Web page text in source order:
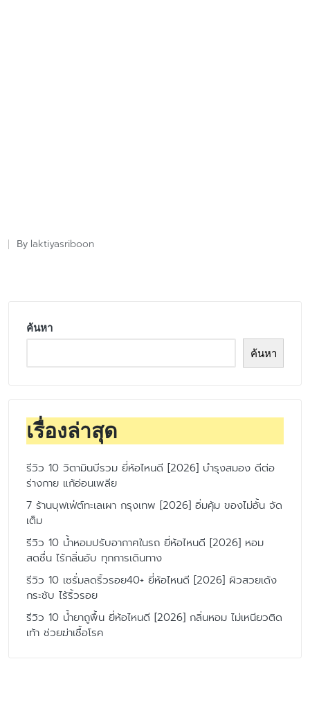
Posted
By laktiyasriboon
ค้นหา
ค้นหา
เรื่องล่าสุด
รีวิว 10 วิตามินบีรวม ยี่ห้อไหนดี [2026] บำรุงสมอง ดีต่อ
ร่างกาย แก้อ่อนเพลีย
7 ร้านบุฟเฟ่ต์ทะเลเผา กรุงเทพ [2026] อิ่มคุ้ม ของไม่อั้น จัด
เต็ม
รีวิว 10 น้ำหอมปรับอากาศในรถ ยี่ห้อไหนดี [2026] หอม
สดชื่น ไร้กลิ่นอับ ทุกการเดินทาง
รีวิว 10 เซรั่มลดริ้วรอย40+ ยี่ห้อไหนดี [2026] ผิวสวยเด้ง
กระชับ ไร้ริ้วรอย
รีวิว 10 น้ำยาถูพื้น ยี่ห้อไหนดี [2026] กลิ่นหอม ไม่เหนียวติด
เท้า ช่วยฆ่าเชื้อโรค